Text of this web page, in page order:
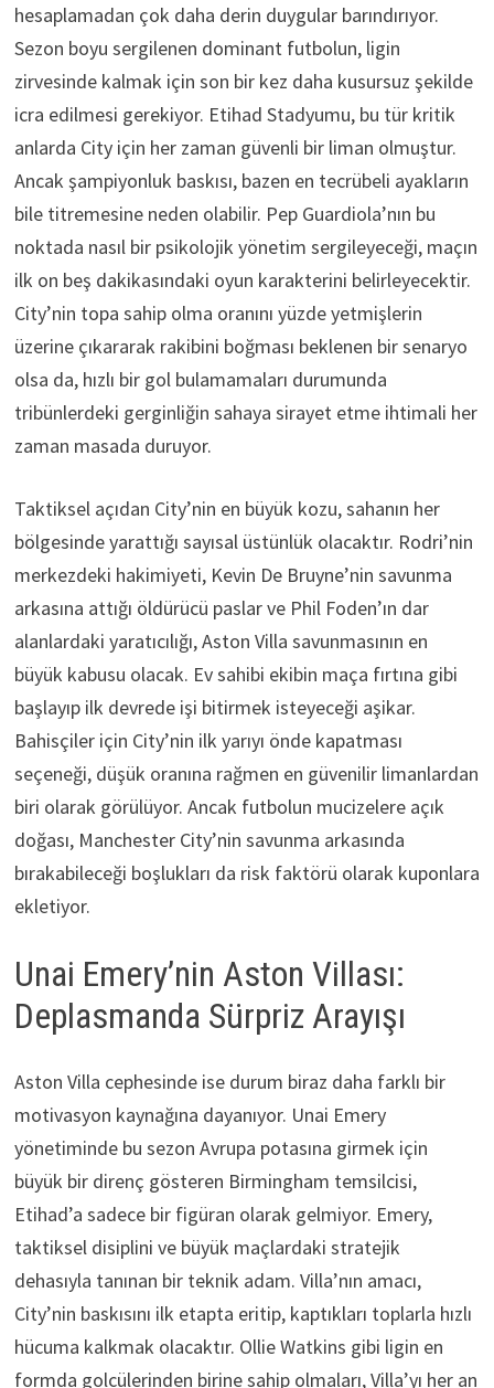
hesaplamadan çok daha derin duygular barındırıyor.
Sezon boyu sergilenen dominant futbolun, ligin
zirvesinde kalmak için son bir kez daha kusursuz şekilde
icra edilmesi gerekiyor. Etihad Stadyumu, bu tür kritik
anlarda City için her zaman güvenli bir liman olmuştur.
Ancak şampiyonluk baskısı, bazen en tecrübeli ayakların
bile titremesine neden olabilir. Pep Guardiola’nın bu
noktada nasıl bir psikolojik yönetim sergileyeceği, maçın
ilk on beş dakikasındaki oyun karakterini belirleyecektir.
City’nin topa sahip olma oranını yüzde yetmişlerin
üzerine çıkararak rakibini boğması beklenen bir senaryo
olsa da, hızlı bir gol bulamamaları durumunda
tribünlerdeki gerginliğin sahaya sirayet etme ihtimali her
zaman masada duruyor.
Taktiksel açıdan City’nin en büyük kozu, sahanın her
bölgesinde yarattığı sayısal üstünlük olacaktır. Rodri’nin
merkezdeki hakimiyeti, Kevin De Bruyne’nin savunma
arkasına attığı öldürücü paslar ve Phil Foden’ın dar
alanlardaki yaratıcılığı, Aston Villa savunmasının en
büyük kabusu olacak. Ev sahibi ekibin maça fırtına gibi
başlayıp ilk devrede işi bitirmek isteyeceği aşikar.
Bahisçiler için City’nin ilk yarıyı önde kapatması
seçeneği, düşük oranına rağmen en güvenilir limanlardan
biri olarak görülüyor. Ancak futbolun mucizelere açık
doğası, Manchester City’nin savunma arkasında
bırakabileceği boşlukları da risk faktörü olarak kuponlara
ekletiyor.
Unai Emery’nin Aston Villası:
Deplasmanda Sürpriz Arayışı
Aston Villa cephesinde ise durum biraz daha farklı bir
motivasyon kaynağına dayanıyor. Unai Emery
yönetiminde bu sezon Avrupa potasına girmek için
büyük bir direnç gösteren Birmingham temsilcisi,
Etihad’a sadece bir figüran olarak gelmiyor. Emery,
taktiksel disiplini ve büyük maçlardaki stratejik
dehasıyla tanınan bir teknik adam. Villa’nın amacı,
City’nin baskısını ilk etapta eritip, kaptıkları toplarla hızlı
hücuma kalkmak olacaktır. Ollie Watkins gibi ligin en
formda golcülerinden birine sahip olmaları, Villa’yı her an